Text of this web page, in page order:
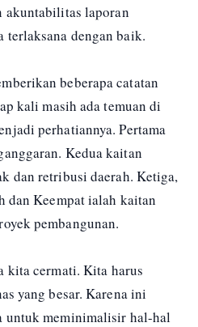
akuntabilitas laporan
terlaksana dengan baik.
beberapa catatan
kali masih ada temuan di
perhatiannya. Pertama
Kedua kaitan
dan retribusi daerah. Ketiga,
dan Keempat ialah kaitan
pembangunan.
kita cermati. Kita harus
yang besar. Karena ini
untuk meminimalisir hal-hal